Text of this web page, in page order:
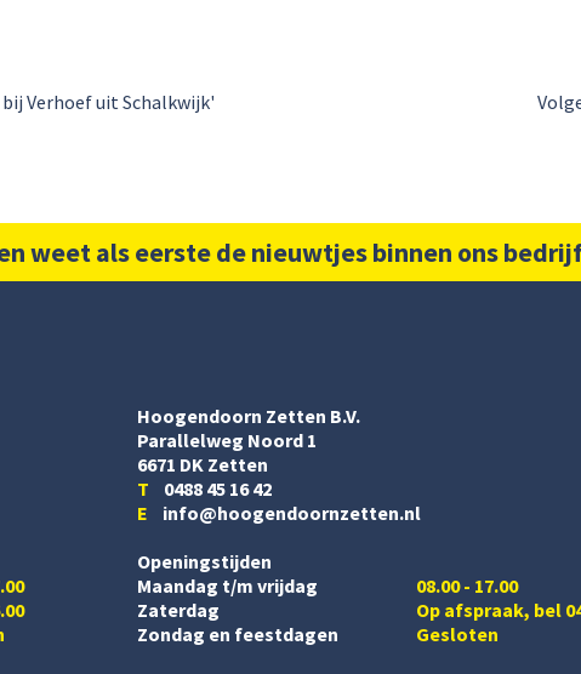
Verhoef uit Schalkwijk'
weet als eerste de nieuwtjes binnen ons
Hoogendoorn Zetten B.V.
Parallelweg Noord 1
6671 DK Zetten
T 0488 45 16 42
E info@hoogendoornzetten.nl
Openingstijden
Maandag t/m vrijdag
08.00 - 17.00
Zaterdag
Op afspraak, bel
Zondag en feestdagen
Gesloten